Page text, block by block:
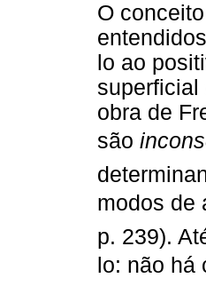
O
lo ao
superficial
obra de
são
modos de
p. 239).
lo: não há